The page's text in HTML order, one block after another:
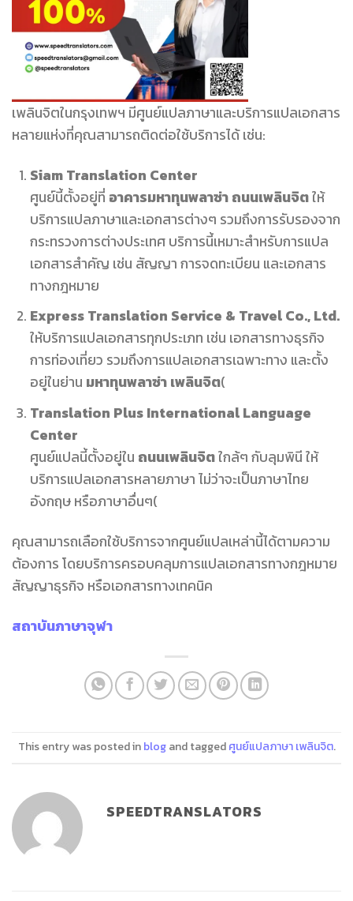
เพลินจิตในกรุงเทพฯ มีศูนย์แปลภาษาและบริการแปลเอกสาร
หลายแห่งที่คุณสามารถติดต่อใช้บริการได้ เช่น:
Siam Translation Center
ศูนย์นี้ตั้งอยู่ที่ อาคารมหาทุนพลาซ่า ถนนเพลินจิตให้
บริการแปลภาษาและเอกสารต่างๆ รวมถึงการรับรองจาก
กระทรวงการต่างประเทศ บริการนี้เหมาะสำหรับการแปล
เอกสารสำคัญ เช่น สัญญา การจดทะเบียน และเอกสาร
ทางกฎหมาย
Express Translation Service & Travel Co., Ltd.
ให้บริการแปลเอกสารทุกประเภท เช่น เอกสารทางธุรกิจ
การท่องเที่ยว รวมถึงการแปลเอกสารเฉพาะทาง และตั้ง
อยู่ในย่าน มหาทุนพลาซ่า เพลินจิต(
Translation Plus International Language
Center
ศูนย์แปลนี้ตั้งอยู่ใน ถนนเพลินจิตใกล้ๆ กับลุมพินี ให้
บริการแปลเอกสารหลายภาษา ไม่ว่าจะเป็นภาษาไทย
อังกฤษ หรือภาษาอื่นๆ​(
คุณสามารถเลือกใช้บริการจากศูนย์แปลเหล่านี้ได้ตามความ
ต้องการ โดยบริการครอบคลุมการแปลเอกสารทางกฎหมาย
สัญญาธุรกิจ หรือเอกสารทางเทคนิค
สถาบันภาษาจุฬา
This entry was posted inblogand taggedศูนย์แปลภาษา เพลินจิต.
SPEEDTRANSLATORS